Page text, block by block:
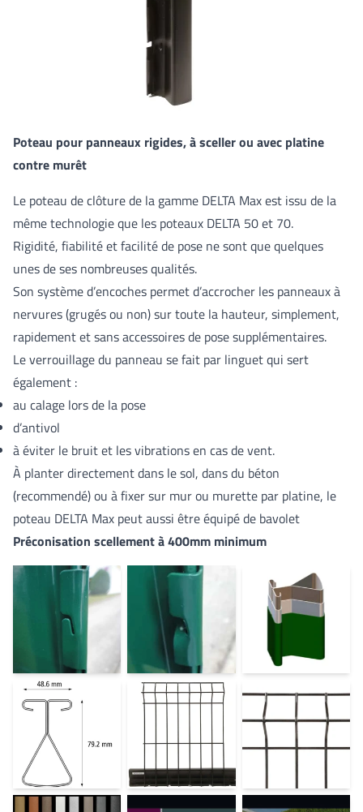
Poteau pour panneaux rigides, à sceller ou avec platine
contre murêt
Le poteau de clôture de la gamme DELTA Max est issu de la
même technologie que les poteaux DELTA 50 et 70.
Rigidité, fiabilité et facilité de pose ne sont que quelques
unes de ses nombreuses qualités.
Son système d’encoches permet d’accrocher les panneaux à
nervures (grugés ou non) sur toute la hauteur, simplement,
rapidement et sans accessoires de pose supplémentaires.
Le verrouillage du panneau se fait par linguet qui sert
également :
au calage lors de la pose
d’antivol
à éviter le bruit et les vibrations en cas de vent.
À planter directement dans le sol, dans du béton
(recommendé) ou à fixer sur mur ou murette par platine, le
poteau DELTA Max peut aussi être équipé de bavolet
Préconisation scellement à 400mm minimum